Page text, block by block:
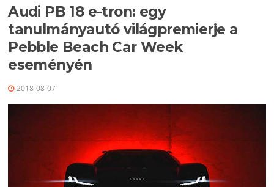
Audi PB 18 e-tron: egy
tanulmányautó világpremierje a
Pebble Beach Car Week
eseményén
2018-08-07